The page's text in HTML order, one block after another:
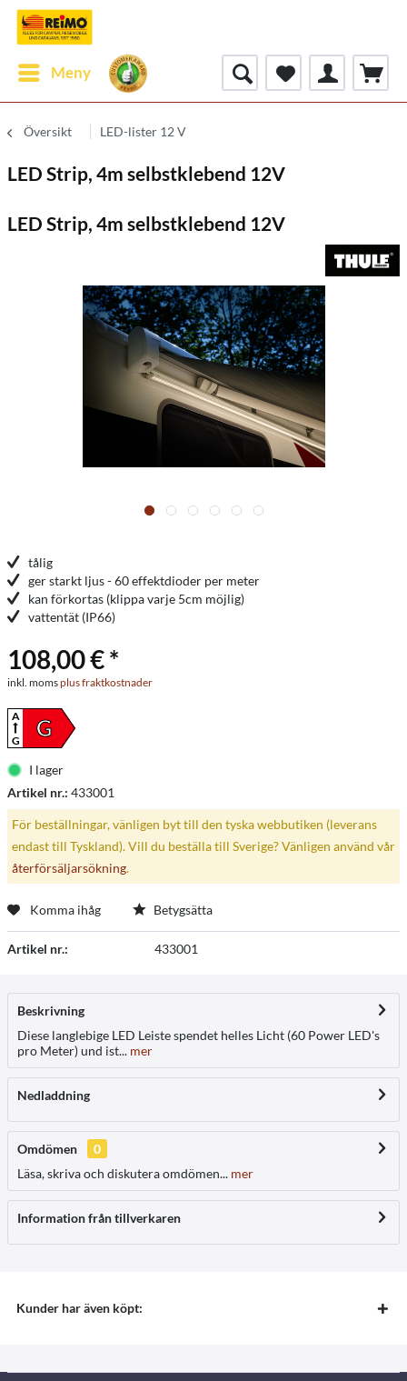
Meny
Översikt LED-lister 12 V
LED Strip, 4m selbstklebend 12V
LED Strip, 4m selbstklebend 12V
tålig
ger starkt ljus - 60 effektdioder per meter
kan förkortas (klippa varje 5cm möjlig)
vattentät (IP66)
108,00 € *
inkl. momsplus fraktkostnader
G
A
G
I lager
Artikel nr.: 433001
För beställningar, vänligen byt till den tyska webbutiken (leverans
endast till Tyskland). Vill du beställa till Sverige? Vänligen använd vår
återförsäljarsökning.
Komma ihåg Betygsätta
Artikel nr.: 433001
Beskrivning
Diese langlebige LED Leiste spendet helles Licht (60 Power LED's
pro Meter) und ist... mer
Nedladdning
Omdömen
0
Läsa, skriva och diskutera omdömen... mer
Information från tillverkaren
Kunder har även köpt: